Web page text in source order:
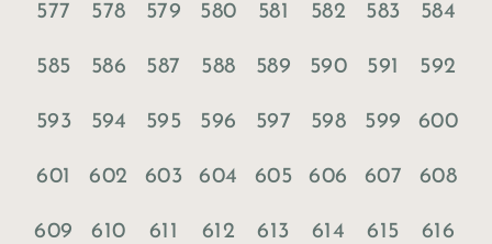
577 578 579 580 581 582 583 584
585 586 587 588 589 590 591 592
593 594 595 596 597 598 599 600
601 602 603 604 605 606 607 608
609 610 611 612 613 614 615 616